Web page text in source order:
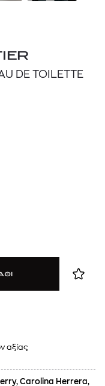
DE TOILETTE
αξίας
Carolina Herrera,